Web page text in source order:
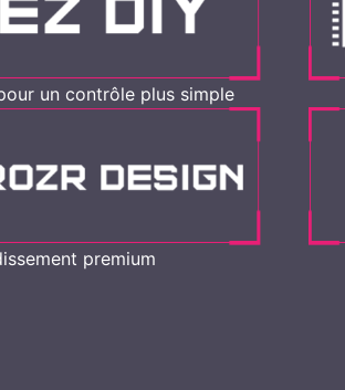
un contrôle plus simple
premium